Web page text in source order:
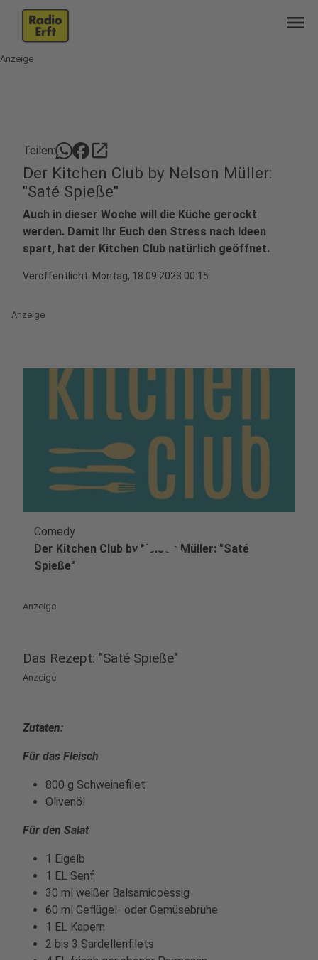
menu
Anzeige
Teilen: open_in_new
Der Kitchen Club by Nelson Müller:
"Saté Spieße"
Auch in dieser Woche will die Küche gerockt
werden. Damit Ihr Euch den Stress nach Ideen
spart, hat der Kitchen Club natürlich geöffnet.
Veröffentlicht: Montag, 18.09.2023 00:15
Anzeige
play_circle
Comedy
Der Kitchen Club by Nelson Müller: "Saté
Spieße"
Anzeige
Das Rezept: "Saté Spieße"
Anzeige
Zutaten:
Für das Fleisch
800 g Schweinefilet
Olivenöl
Für den Salat
1 Eigelb
1 EL Senf
30 ml weißer Balsamicoessig
60 ml Geflügel- oder Gemüsebrühe
1 EL Kapern
2 bis 3 Sardellenfilets